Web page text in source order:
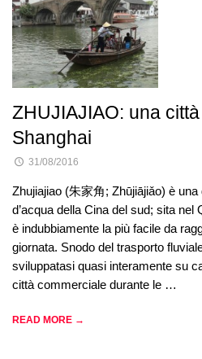
ZHUJIAJIAO: una
Shanghai
31/08/2016
Zhujiajiao (朱家角; Zhūjiājiǎo) è
d’acqua della Cina del sud; sita nel
è indubbiamente la più facile da
giornata. Snodo del trasporto
sviluppatasi quasi interamente su
città commerciale durante le …
READ MORE →